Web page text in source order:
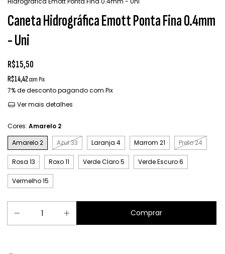
Caneta Hidrográfica Emott Ponta Fina 0.4mm
- Uni
R$15,50
R$14,42com Pix
7% de descontopagando com Pix
Ver mais detalhes
Cores: Amarelo 2
Amarelo 2
Azul 33 Laranja 4 Marrom 21 Preto 24
Rosa 13 Roxo 11 Verde Claro 5 Verde Escuro 6
Vermelho 15